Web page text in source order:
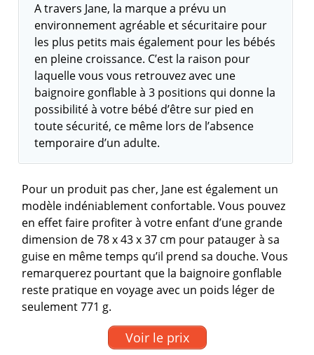
A travers Jane, la marque a prévu un
environnement agréable et sécuritaire pour
les plus petits mais également pour les bébés
en pleine croissance. C’est la raison pour
laquelle vous vous retrouvez avec une
baignoire gonflable à 3 positions qui donne la
possibilité à votre bébé d’être sur pied en
toute sécurité, ce même lors de l’absence
temporaire d’un adulte.
Pour un produit pas cher, Jane est également un
modèle indéniablement confortable. Vous pouvez
en effet faire profiter à votre enfant d’une grande
dimension de 78 x 43 x 37 cm pour patauger à sa
guise en même temps qu’il prend sa douche. Vous
remarquerez pourtant que la baignoire gonflable
reste pratique en voyage avec un poids léger de
seulement 771 g.
Voir le prix